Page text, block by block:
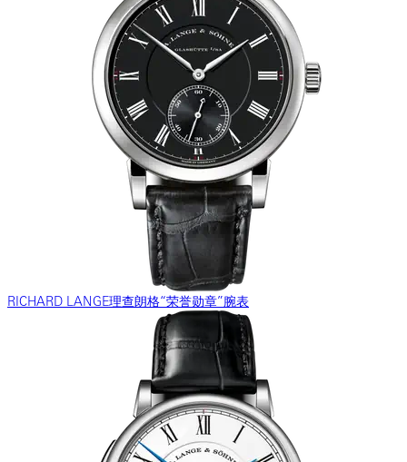
RICHARD LANGE理查朗格“荣誉勋章”腕表